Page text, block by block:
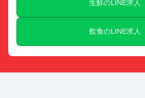
生鮮のLINE求人
飲食のLINE求人